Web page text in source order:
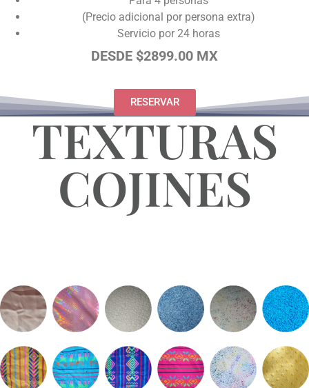
(Precio adicional por persona extra)
Servicio por 24 horas
DESDE $2899.00 MX
RESERVAR
TEXTURAS
COJINES